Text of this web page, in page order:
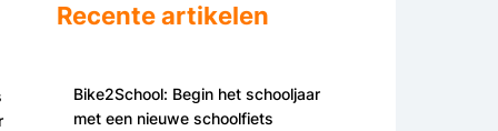
Recente artikelen
Bike2School: Begin het schooljaar
met een nieuwe schoolfiets